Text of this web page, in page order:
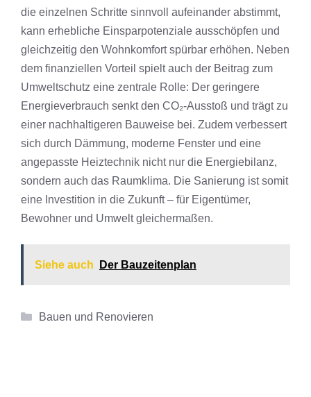
die einzelnen Schritte sinnvoll aufeinander abstimmt,
kann erhebliche Einsparpotenziale ausschöpfen und
gleichzeitig den Wohnkomfort spürbar erhöhen. Neben
dem finanziellen Vorteil spielt auch der Beitrag zum
Umweltschutz eine zentrale Rolle: Der geringere
Energieverbrauch senkt den CO₂-Ausstoß und trägt zu
einer nachhaltigeren Bauweise bei. Zudem verbessert
sich durch Dämmung, moderne Fenster und eine
angepasste Heiztechnik nicht nur die Energiebilanz,
sondern auch das Raumklima. Die Sanierung ist somit
eine Investition in die Zukunft – für Eigentümer,
Bewohner und Umwelt gleichermaßen.
Siehe auch Der Bauzeitenplan
Kategorien
Bauen und Renovieren